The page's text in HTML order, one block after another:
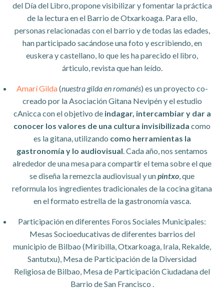
del Día del Libro, propone visibilizar y fomentar la práctica
de la lectura en el Barrio de Otxarkoaga. Para ello,
personas relacionadas con el barrio y de todas las edades,
han participado sacándose una foto y escribiendo, en
euskera y castellano, lo que les ha parecido el libro,
árticulo, revista que han leído.
Amarí Gilda(nuestra gilda en romanés) es un proyecto co-
creado por la Asociación Gitana Nevipén y el estudio
cAnicca con el objetivo de indagar, intercambiar y dar a
conocer los valores de una cultura invisibilizada como
es la gitana, utilizando como herramientas la
gastronomía y lo audiovisual. Cada año, nos sentamos
alrededor de una mesa para compartir el tema sobre el que
se diseña la remezcla audiovisual y unpintxo, que
reformula los ingredientes tradicionales de la cocina gitana
en el formato estrella de la gastronomía vasca.
Participación en diferentes Foros Sociales Municipales:
Mesas Socioeducativas de diferentes barrios del
municipio de Bilbao (Miribilla, Otxarkoaga, Irala, Rekalde,
Santutxu), Mesa de Participación de la Diversidad
Religiosa de Bilbao, Mesa de Participación Ciudadana del
Barrio de San Francisco .